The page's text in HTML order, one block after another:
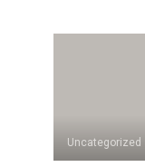
Uncategorized